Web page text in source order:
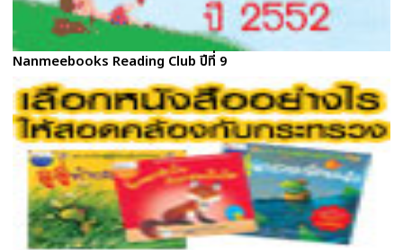
Nanmeebooks Reading Club ปีที่ 9